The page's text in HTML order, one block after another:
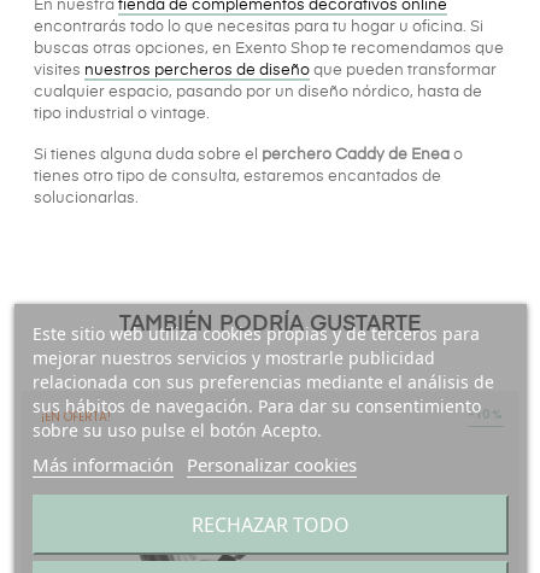
En nuestra tienda de complementos decorativos online
encontrarás todo lo que necesitas para tu hogar u oficina. Si
buscas otras opciones, en Exento Shop te recomendamos que
visites nuestros percheros de diseño que pueden transformar
cualquier espacio, pasando por un diseño nórdico, hasta de
tipo industrial o vintage.
Si tienes alguna duda sobre el perchero Caddy de Enea o
tienes otro tipo de consulta, estaremos encantados de
solucionarlas.
TAMBIÉN PODRÍA GUSTARTE
¡EN OFERTA! -10%
Este sitio web utiliza cookies propias y de terceros para
mejorar nuestros servicios y mostrarle publicidad
relacionada con sus preferencias mediante el análisis de
sus hábitos de navegación. Para dar su consentimiento
sobre su uso pulse el botón Acepto.
Más información Personalizar cookies
RECHAZAR TODO